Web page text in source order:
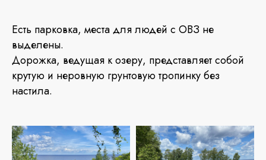
Есть парковка, места для людей с ОВЗ не
выделены.
Дорожка, ведущая к озеру, представляет собой
крутую и неровную грунтовую тропинку без
настила.